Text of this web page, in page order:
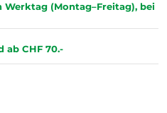
Werktag (Montag–Freitag), bei
ab CHF 70.-